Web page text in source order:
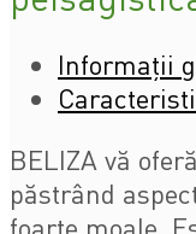
Informații
BELIZA vă
păstrând
foarte moale.